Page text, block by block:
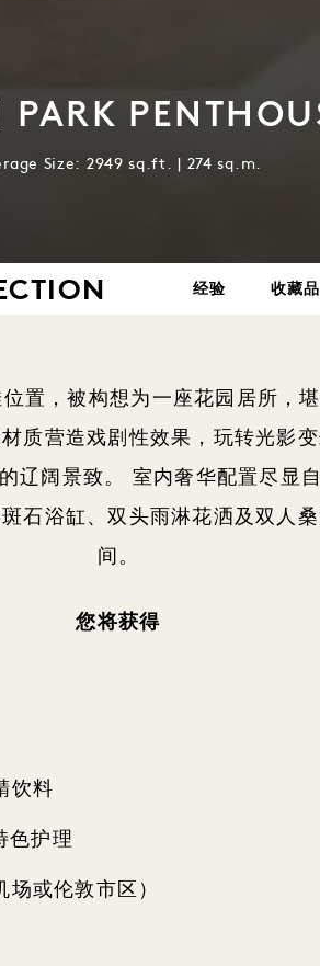
PARK
Size: 2949 sq.ft. | 274 sq.m.
经验 收藏品
置，被构想为一座花园居所，
质营造戏剧性效果，玩转光影
辽阔景致。 室内奢华配置尽显
石浴缸、双头雨淋花洒及双人
间。
您将获得
饮料
色护理
或伦敦市区）